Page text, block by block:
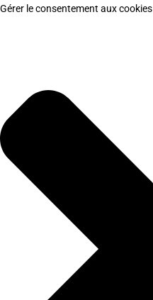
Gérer le consentement aux cookies